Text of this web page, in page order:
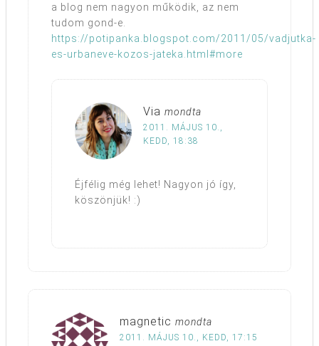
a blog nem nagyon működik, az nem
tudom gond-e.
https://potipanka.blogspot.com/2011/05/vadjutka-
es-urbaneve-kozos-jateka.html#more
Via mondta
2011. MÁJUS 10.,
KEDD, 18:38
Éjfélig még lehet! Nagyon jó így,
köszönjük! :)
magnetic mondta
2011. MÁJUS 10., KEDD, 17:15